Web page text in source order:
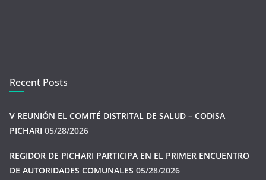
Recent Posts
V REUNIÓN EL COMITÉ DISTRITAL DE SALUD – CODISA
PICHARI 05/28/2026
REGIDOR DE PICHARI PARTICIPA EN EL PRIMER ENCUENTRO
DE AUTORIDADES COMUNALES 05/28/2026